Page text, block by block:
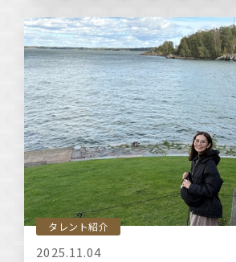
タレント紹介
2025.11.04